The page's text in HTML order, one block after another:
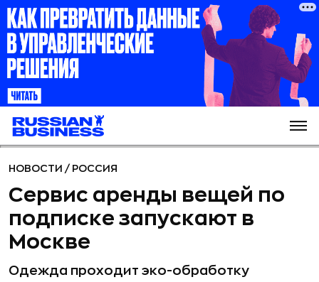
НОВОСТИ / РОССИЯ
Сервис аренды вещей по
подписке запускают в
Москве
Одежда проходит эко-обработку